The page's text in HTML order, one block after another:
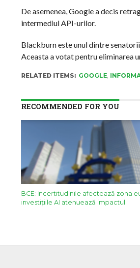
De asemenea, Google a decis
intermediul API-urilor.
Blackburn este unul dintre
Aceasta a votat pentru eliminarea
RELATED ITEMS: GOOGLE,
RECOMMENDED FOR YOU
BCE: Incertitudinile afectează zona
investițiile AI atenuează impactul